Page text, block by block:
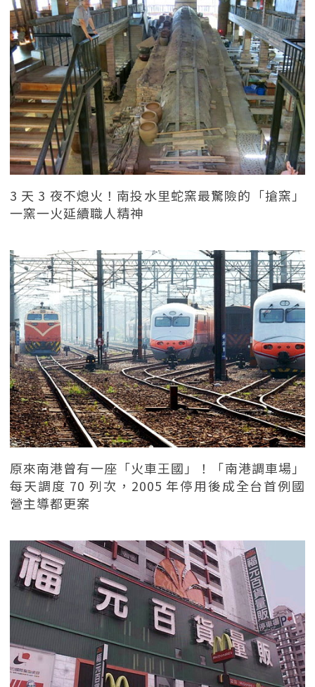
3 天 3 夜不熄火！南投水里蛇窯最驚險的「搶窯」
一窯一火延續職人精神
原來南港曾有一座「火車王國」！「南港調車場」
每天調度 70 列次，2005 年停用後成全台首例國
營主導都更案